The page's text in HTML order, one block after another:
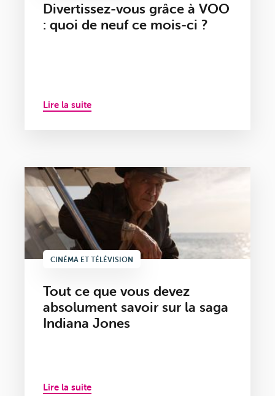
Divertissez-vous grâce à VOO
: quoi de neuf ce mois-ci ?
Lire la suite
CINÉMA ET TÉLÉVISION
Tout ce que vous devez
absolument savoir sur la saga
Indiana Jones
Lire la suite